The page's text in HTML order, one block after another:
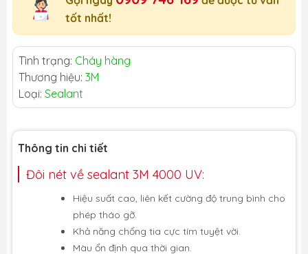
tốt nhất!
Tình trạng: Cháy hàng
Thương hiệu: 3M
Loại: Sealant
Thông tin chi tiết
Đôi nét về sealant 3M 4000 UV:
Hiệu suất cao, liên kết cường độ trung bình cho
phép tháo gỡ.
Khả năng chống tia cực tím tuyệt vời.
Màu ổn định qua thời gian.